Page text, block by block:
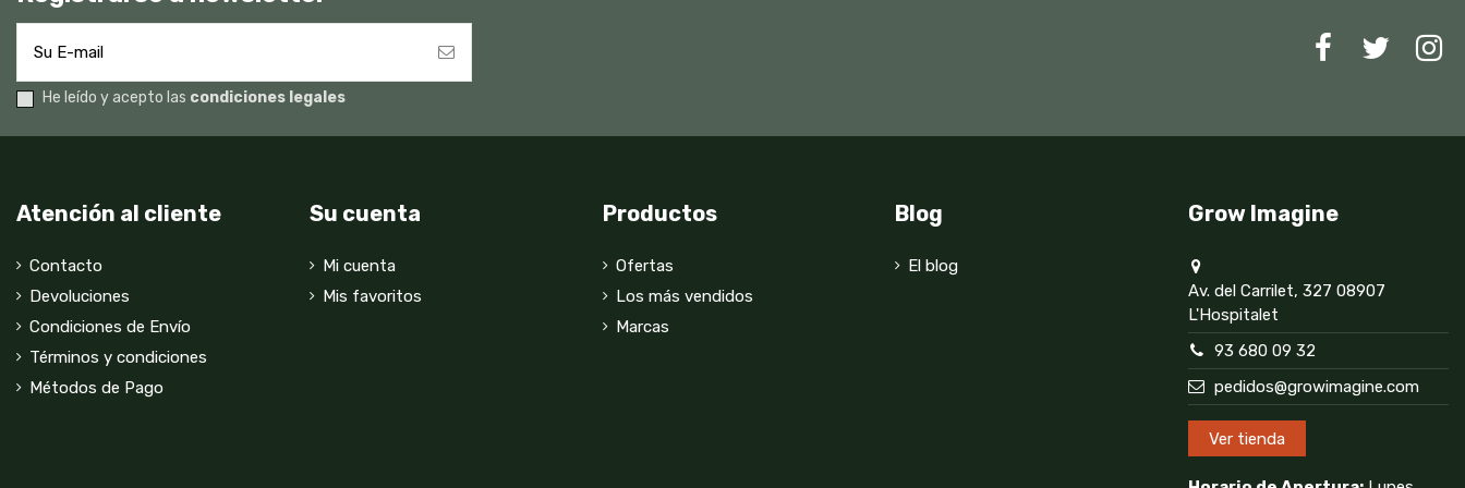
He leído y acepto las condiciones legales
Atención al cliente
Contacto
Devoluciones
Condiciones de Envío
Términos y condiciones
Métodos de Pago
Su cuenta
Mi cuenta
Mis favoritos
Productos
Ofertas
Los más vendidos
Marcas
Blog
El blog
Grow Imagine
Av. del Carrilet, 327 08907
L'Hospitalet
93 680 09 32
pedidos@growimagine.com
Ver tienda